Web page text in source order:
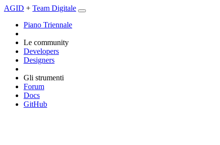
AGID + Team Digitale
Piano Triennale
Le community
Developers
Designers
Gli strumenti
Forum
Docs
GitHub